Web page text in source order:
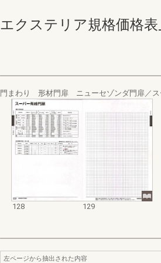
エクステリア規格価格
門まわり 形材門扉 ニューセゾンダ門扉／ス
128 129
左ページから抽出された内容